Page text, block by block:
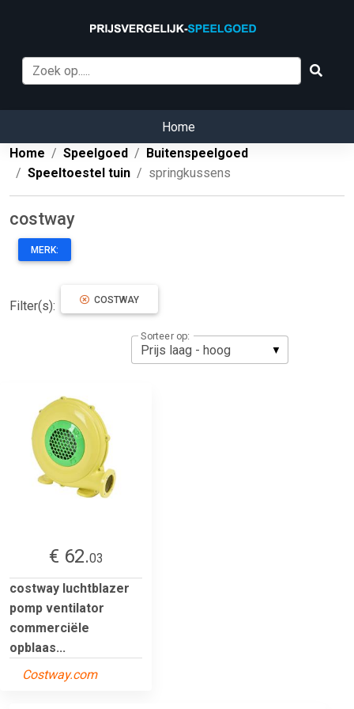
Home
Home
Speelgoed
Buitenspeelgoed
Speeltoestel tuin
springkussens
costway
MERK:
Filter(s): COSTWAY
Sorteer op:
€ 62.03
costway luchtblazer
pomp ventilator
commerciële
opblaas...
Costway.com